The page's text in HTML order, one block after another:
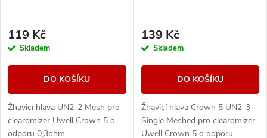
119 Kč
Skladem
DO KOŠÍKU
Žhavicí hlava UN2-2 Mesh pro
clearomizer Uwell Crown 5 o
odporu 0,3ohm.
139 Kč
Skladem
DO KOŠÍKU
Žhavicí hlava Crown 5 UN2-3
Single Meshed pro clearomizer
Uwell Crown 5 o odporu